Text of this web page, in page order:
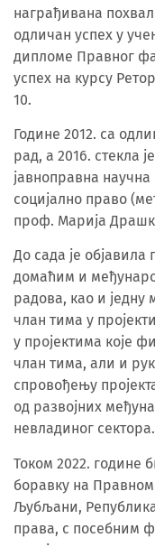
награђивана
одличан успех у
дипломе Правног
успех на курсу
10.
Године 2012. са
рад, а 2016. стекла
јавноправна
социјално право
проф. Марија
До сада је
домаћим и
радова, као и једну
члан тима у
у пројектима које
члан тима, али и
спровођењу
од развојних
невладиног сектора.
Током 2022. године
боравку на
Љубљани, Република
права, с посебним